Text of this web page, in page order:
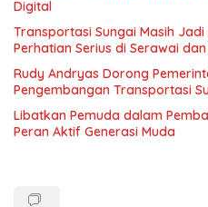
Digital
Transportasi Sungai Masih Jadi
Perhatian Serius di Serawai
Rudy Andryas Dorong
Pengembangan Transportasi
Libatkan Pemuda dalam
Peran Aktif Generasi Muda